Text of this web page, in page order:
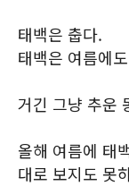
태백은 춥다.
태백은 여름에
거긴 그냥 추운
올해 여름에 태
대로 보지도 못